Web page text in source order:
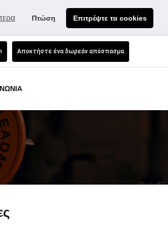
Πτώση Επιτρέψτε τα cookies
Αποκτήστε ένα δωρεάν απόσπασμα